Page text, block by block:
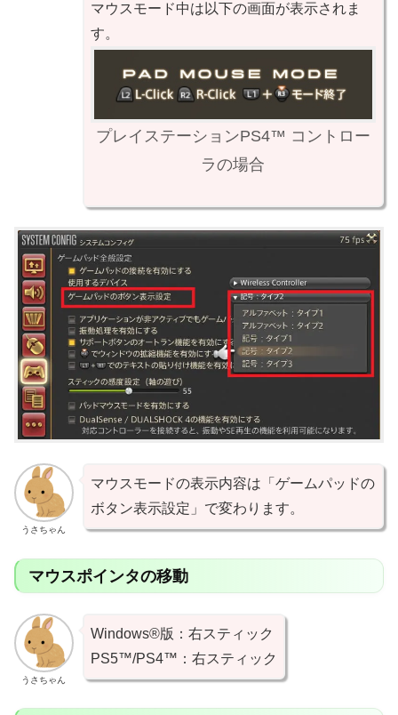
マウスモード中は以下の画面が表示されま
す。
プレイステーションPS4™ コントロー
ラの場合
うさちゃん
マウスモードの表示内容は「ゲームパッドの
ボタン表示設定」で変わります。
マウスポインタの移動
うさちゃん
Windows®版：右スティック
PS5™/PS4™：右スティック